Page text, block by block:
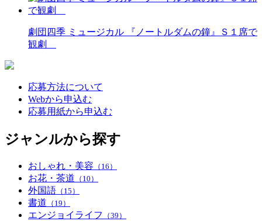
劇団四季 ミュージカル 『ノートルダムの鐘』Ｓ１席で
観劇
応募方法について
Webから申込む
応募用紙から申込む
ジャンルから探す
おしゃれ・美容 （16）
お花・茶道 （10）
外国語 （15）
書道 （19）
エンジョイライフ （39）